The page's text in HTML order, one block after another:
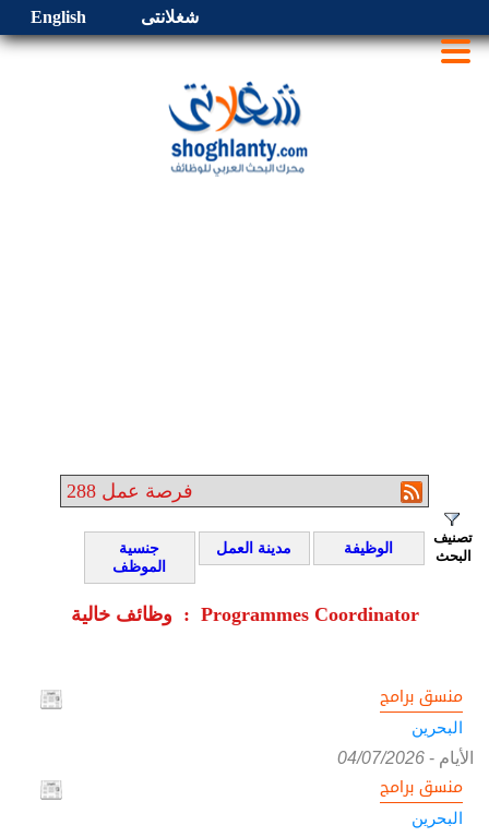
شغلانتى English
288 فرصة عمل
تصنيف
البحث
الوظيفة مدينة العمل
جنسية
الموظف
وظائف خالية : Programmes Coordinator
منسق برامج
البحرين
الأيام -
04/07/2026
منسق برامج
البحرين